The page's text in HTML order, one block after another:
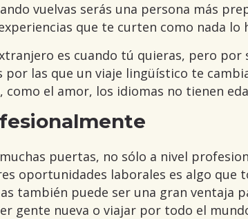
vuelvas serás una persona más
que te curten como nada lo
es cuando tú quieras, pero por
por las que un viaje lingüístico te
como el amor, los idiomas no tienen
puertas, no sólo a nivel
oportunidades laborales es algo que
también puede ser una gran ventaja
gente nueva o viajar por todo el